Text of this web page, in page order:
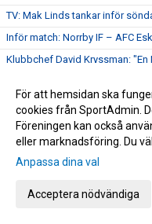
TV: Mak Linds tankar inför
Inför match: Norrby IF – AFC
Klubbchef David Kryssman:
snack efter matchen"
TV: Översjös tankar inför
Inför match: Örgryte IS – Norrby
Nära Norrby S02E06: "Deadline
Datum och tider för omgång
Sen kvittering av Wede gav en
För att hemsidan ska
cookies från SportAdmin.
Föreningen kan också
eller marknadsföring. Du
Anpassa dina val
Acceptera nödvändiga